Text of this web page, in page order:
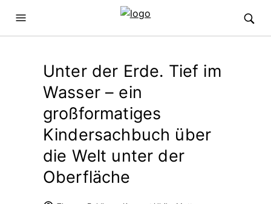
Unter der Erde. Tief im
Wasser – ein
großformatiges
Kindersachbuch über
die Welt unter der
Oberfläche